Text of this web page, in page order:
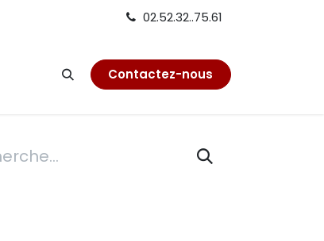
02.52.32..75.61
Contactez-nous